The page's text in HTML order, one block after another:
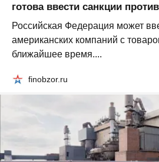
готова ввести санкции
Российская Федерация может
американских компаний с
ближайшее время....
finobzor.ru